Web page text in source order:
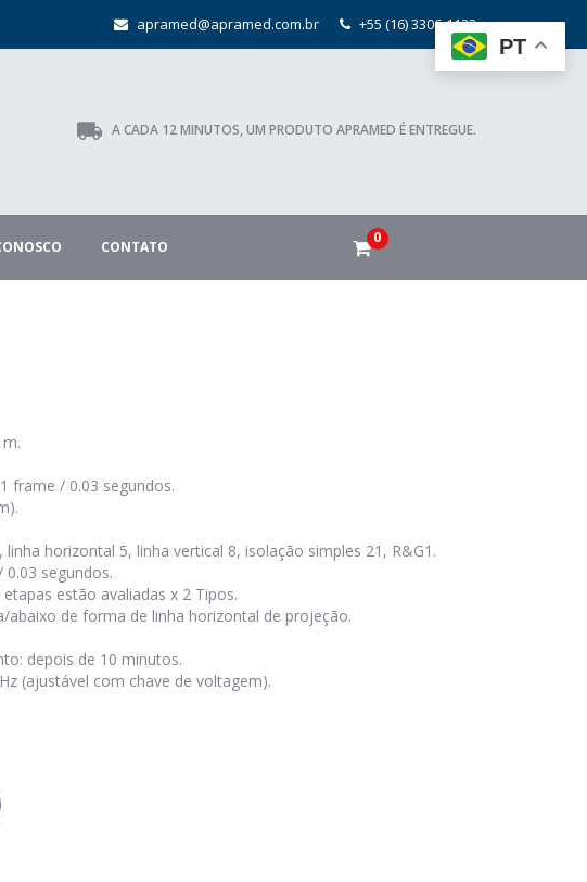
apramed@apramed.com.br +55 (16) 3306-1122
A CADA 12 MINUTOS, UM PRODUTO APRAMED É ENTREGUE.
CONTATO
0
PT
frame / 0.03 segundos.
horizontal 5, linha vertical 8, isolação simples 21, R&G1.
segundos.
estão avaliadas x 2 Tipos.
abaixo de forma de linha horizontal de projeção.
depois de 10 minutos.
(ajustável com chave de voltagem).